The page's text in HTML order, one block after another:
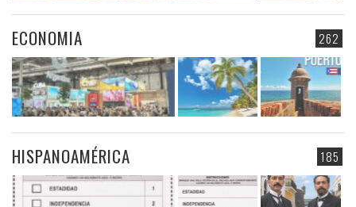
262
ECONOMIA
185
HISPANOAMÉRICA